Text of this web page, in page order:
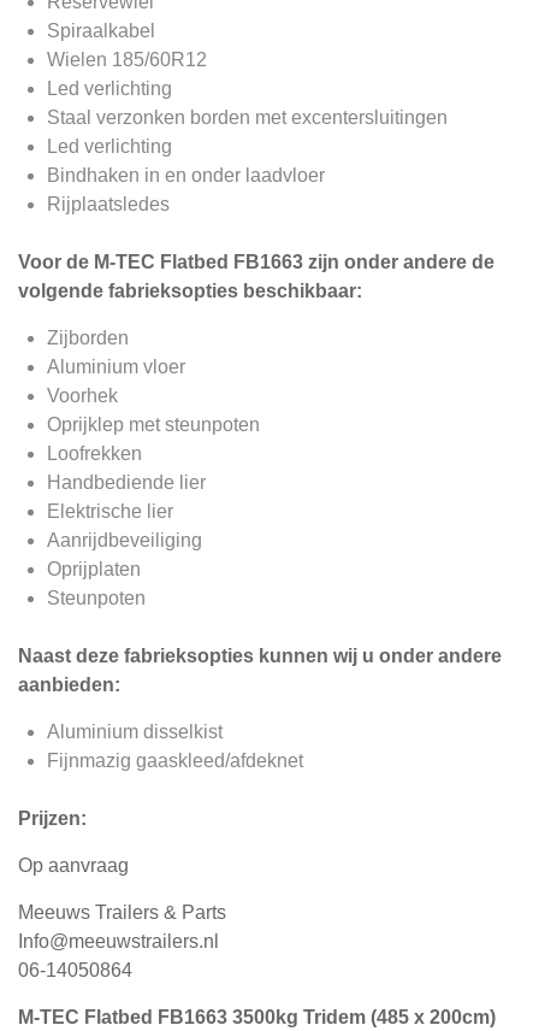
Spiraalkabel
Wielen 185/60R12
Led verlichting
Staal verzonken borden met excentersluitingen
Led verlichting
Bindhaken in en onder laadvloer
Rijplaatsledes
Voor de M-TEC Flatbed FB1663 zijn onder andere de
volgende fabrieksopties beschikbaar:
Zijborden
Aluminium vloer
Voorhek
Oprijklep met steunpoten
Loofrekken
Handbediende lier
Elektrische lier
Aanrijdbeveiliging
Oprijplaten
Steunpoten
Naast deze fabrieksopties kunnen wij u onder andere
aanbieden:
Aluminium disselkist
Fijnmazig gaaskleed/afdeknet
Prijzen:
Op aanvraag
Meeuws Trailers & Parts
Info@meeuwstrailers.nl
06-14050864
M-TEC Flatbed FB1663 3500kg Tridem (485 x 200cm)